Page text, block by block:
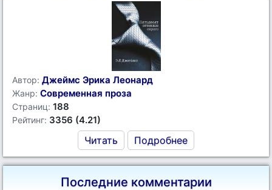
Автор: Джеймс Эрика Леонард
Жанр: Современная проза
Страниц: 188
Рейтинг: 3356 (4.21)
Читать Подробнее
Последние комментарии